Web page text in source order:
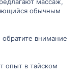
обычным
внимание
опыт в тайском